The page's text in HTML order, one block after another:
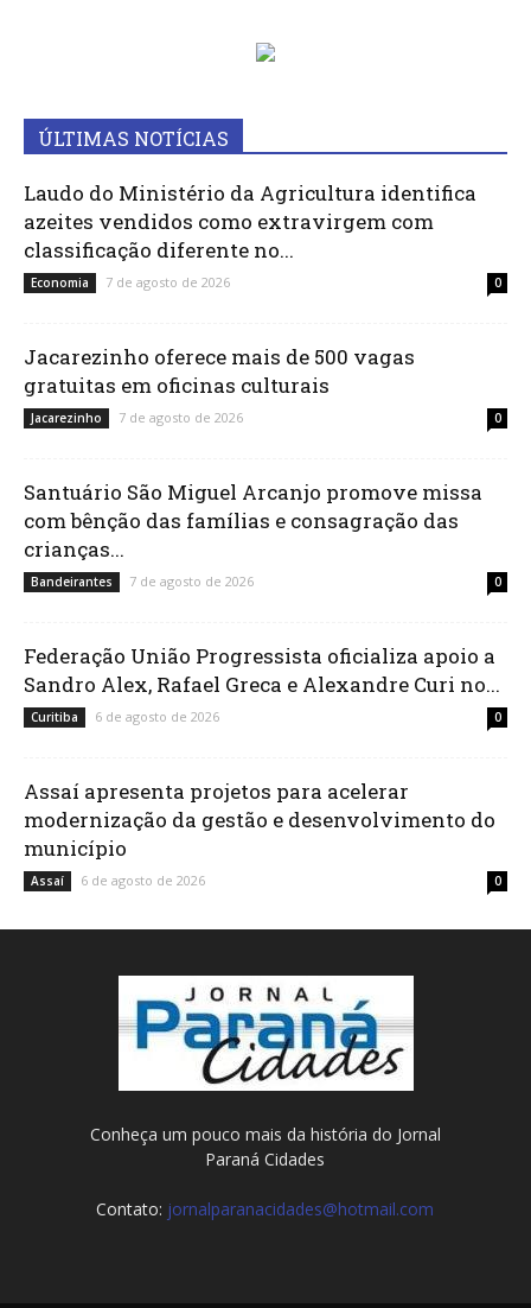
ÚLTIMAS NOTÍCIAS
Laudo do Ministério da Agricultura identifica
azeites vendidos como extravirgem com
classificação diferente no...
Economia 7 de agosto de 2026 0
Jacarezinho oferece mais de 500 vagas
gratuitas em oficinas culturais
Jacarezinho 7 de agosto de 2026 0
Santuário São Miguel Arcanjo promove missa
com bênção das famílias e consagração das
crianças...
Bandeirantes 7 de agosto de 2026 0
Federação União Progressista oficializa apoio a
Sandro Alex, Rafael Greca e Alexandre Curi no...
Curitiba 6 de agosto de 2026 0
Assaí apresenta projetos para acelerar
modernização da gestão e desenvolvimento do
município
Assaí 6 de agosto de 2026 0
Conheça um pouco mais da história do Jornal
Paraná Cidades
Contato: jornalparanacidades@hotmail.com